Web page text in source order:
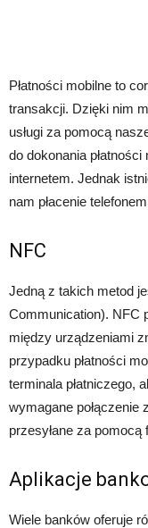
Płatności mobilne to
transakcji. Dzięki nim
usługi za pomocą
do dokonania
internetem. Jednak
nam płacenie
NFC
Jedną z takich metod
Communication). NFC
między urządzeniami
przypadku płatności
terminala płatniczego,
wymagane połączenie
przesyłane za pomocą
Aplikacje
Wiele banków oferuje